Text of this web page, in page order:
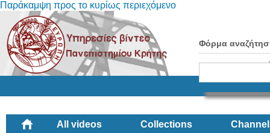
Παράκαμψη προς το κυρίως περιεχόμενο
Φόρμα
All videos Collections